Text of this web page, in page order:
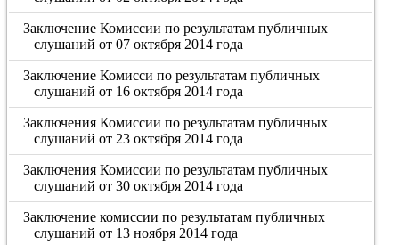
Заключение Комиссии по результатам публичных
слушаний от 07 октября 2014 года
Заключение Комисси по результатам публичных
слушаний от 16 октября 2014 года
Заключения Комиссии по результатам публичных
слушаний от 23 октября 2014 года
Заключения Комиссии по результатам публичных
слушаний от 30 октября 2014 года
Заключение комиссии по результатам публичных
слушаний от 13 ноября 2014 года